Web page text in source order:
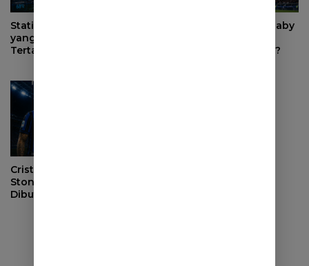
Statistik Moussa Diaby
yang Membuat Inter Milan
Tertarik Merekrutnya
Bagaimana Moussa Diaby
Permainan Inter Milan?
Cristian Romero vs John
Stones, Siapa yang Lebih
Dibutuhkan Inter Milan?